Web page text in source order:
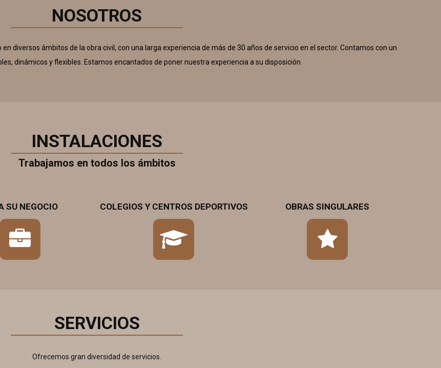
NOSOTROS
diversos ámbitos de la obra civil, con una larga experiencia de más de 30 años de servicio en el sector. Contamos con un
dinámicos y flexibles. Estamos encantados de poner nuestra experiencia a su disposición.
INSTALACIONES
Trabajamos en todos los ámbitos
SU NEGOCIO COLEGIOS Y CENTROS DEPORTIVOS OBRAS SINGULARES
SERVICIOS
Ofrecemos gran diversidad de servicios.